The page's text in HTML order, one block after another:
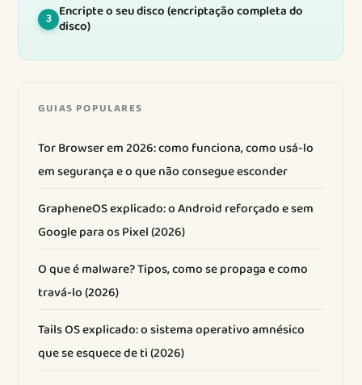
3 Encripte o seu disco (encriptação completa do
disco)
GUIAS POPULARES
Tor Browser em 2026: como funciona, como usá-lo
em segurança e o que não consegue esconder
GrapheneOS explicado: o Android reforçado e sem
Google para os Pixel (2026)
O que é malware? Tipos, como se propaga e como
travá-lo (2026)
Tails OS explicado: o sistema operativo amnésico
que se esquece de ti (2026)